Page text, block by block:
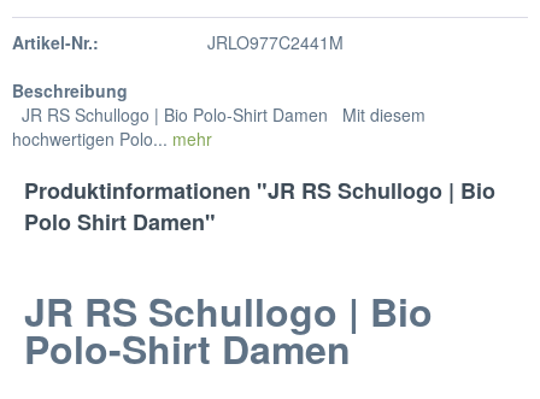
Artikel-Nr.:
JRLO977C2441M
Beschreibung
JR RS Schullogo | Bio Polo-Shirt Damen Mit diesem
hochwertigen Polo... mehr
Produktinformationen "JR RS Schullogo | Bio
Polo Shirt Damen"
JR RS Schullogo | Bio
Polo-Shirt Damen